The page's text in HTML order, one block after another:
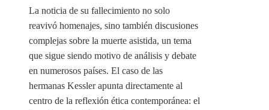
La noticia de su fallecimiento no solo
reavivó homenajes, sino también discusiones
complejas sobre la muerte asistida, un tema
que sigue siendo motivo de análisis y debate
en numerosos países. El caso de las
hermanas Kessler apunta directamente al
centro de la reflexión ética contemporánea: el